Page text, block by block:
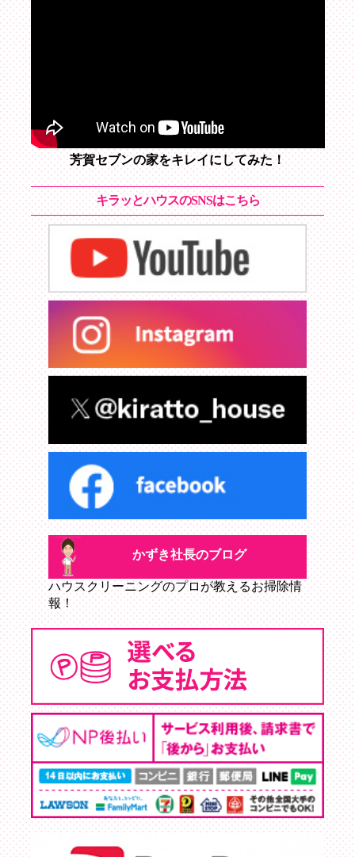
芳賀セブンの家をキレイにしてみた！
キラッとハウスのSNSはこちら
かずき社長のブログ
かずき社長のブログ
ハウスクリーニングのプロが教えるお掃除情
報！